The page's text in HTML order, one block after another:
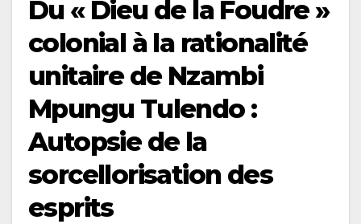
Du « Dieu de la Foudre »
colonial à la rationalité
unitaire de Nzambi
Mpungu Tulendo :
Autopsie de la
sorcellorisation des
esprits